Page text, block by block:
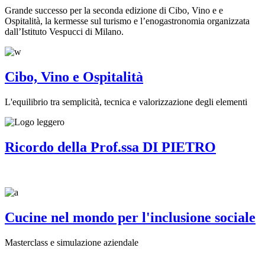
Grande successo per la seconda edizione di Cibo, Vino e e
Ospitalità, la kermesse sul turismo e l’enogastronomia organizzata
dall’Istituto Vespucci di Milano.
Cibo, Vino e Ospitalità
L'equilibrio tra semplicità, tecnica e valorizzazione degli elementi
Ricordo della Prof.ssa DI PIETRO
Cucine nel mondo per l'inclusione sociale
Masterclass e simulazione aziendale